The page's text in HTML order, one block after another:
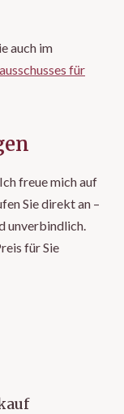
auch im
für
freue mich auf
Sie direkt an –
unverbindlich.
für Sie